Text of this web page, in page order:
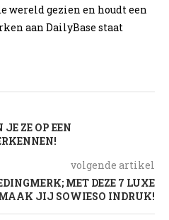
wereld gezien en houdt een
aan DailyBase staat
ZE OP EEN
volgende artikel
MET DEZE 7 LUXE
JIJ SOWIESO INDRUK!